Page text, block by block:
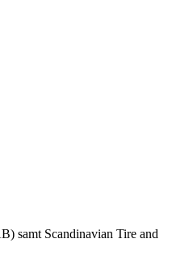
samt Scandinavian Tire and